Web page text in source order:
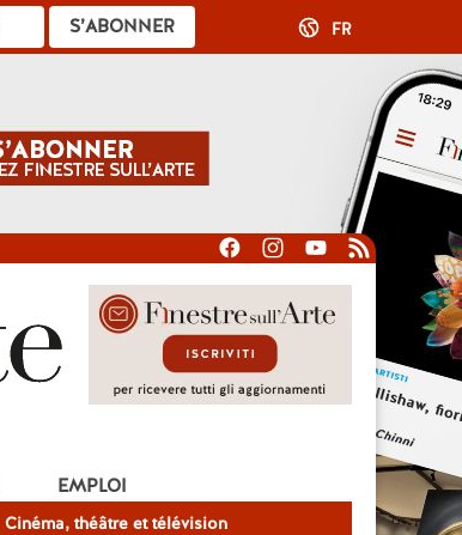
S’ABONNER FR
Cinéma, théâtre et télévision
EMPLOI